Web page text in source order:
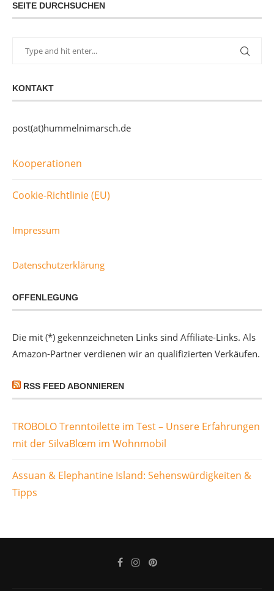
SEITE DURCHSUCHEN
KONTAKT
post(at)hummelnimarsch.de
Kooperationen
Cookie-Richtlinie (EU)
Impressum
Datenschutzerklärung
OFFENLEGUNG
Die mit (*) gekennzeichneten Links sind Affiliate-Links. Als
Amazon-Partner verdienen wir an qualifizierten Verkäufen.
RSS FEED ABONNIEREN
TROBOLO Trenntoilette im Test – Unsere Erfahrungen
mit der SilvaBlœm im Wohnmobil
Assuan & Elephantine Island: Sehenswürdigkeiten &
Tipps